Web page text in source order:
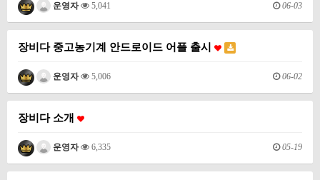
운영자 5,041 06-03
장비다 중고농기계 안드로이드 어플 출시
운영자 5,006 06-02
장비다 소개
운영자 6,335 05-19